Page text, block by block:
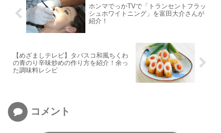
ホンマでっかTVで「トランセントフラッ
シュホワイトニング」を富田大介さんが
紹介！
【めざましテレビ】タバスコ和風ちくわ
の青のり辛味炒めの作り方を紹介！余っ
た調味料レシピ
コメント